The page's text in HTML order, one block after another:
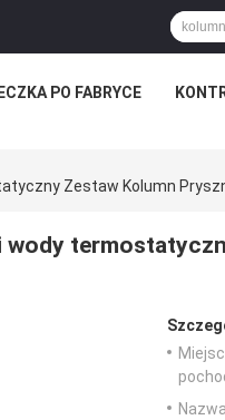
PO FABRYCE
Zestaw Kolumn
wody